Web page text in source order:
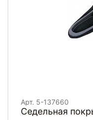
Арт. 5-137660